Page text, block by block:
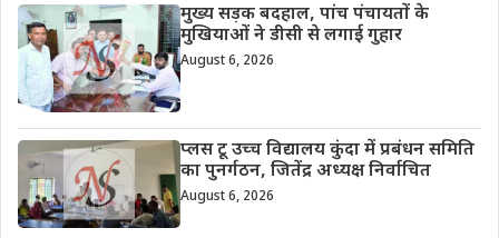
मुख्य सड़क बदहाल, पांच पंचायतों के
मुखियाओं ने डीसी से लगाई गुहार
August 6, 2026
प्लस टू उच्च विद्यालय कुंदा में प्रबंधन समिति
का पुनर्गठन, जितेंद्र अध्यक्ष निर्वाचित
August 6, 2026